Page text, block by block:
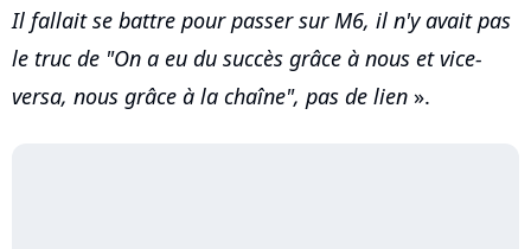
Il fallait se battre pour passer sur M6, il n'y avait pas
le truc de "On a eu du succès grâce à nous et vice-
versa, nous grâce à la chaîne", pas de lien ».